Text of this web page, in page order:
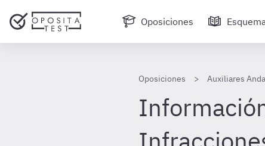
Oposiciones
Oposiciones Auxiliares